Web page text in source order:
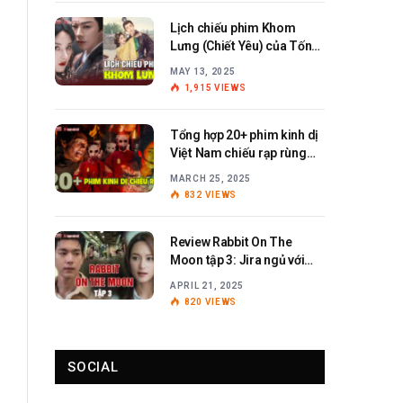
Lịch chiếu phim Khom
Lưng (Chiết Yêu) của Tống
MAY 13, 2025
1,915 VIEWS
Tổng hợp 20+ phim kinh dị
Việt Nam chiếu rạp rùng
MARCH 25, 2025
832 VIEWS
Review Rabbit On The
Moon tập 3: Jira ngủ với
APRIL 21, 2025
820 VIEWS
SOCIAL